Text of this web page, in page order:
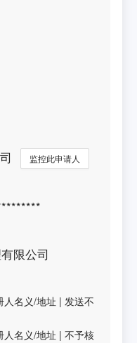
监控此申请人
限公司
人名义/地址 | 发送不
人名义/地址 |不予核